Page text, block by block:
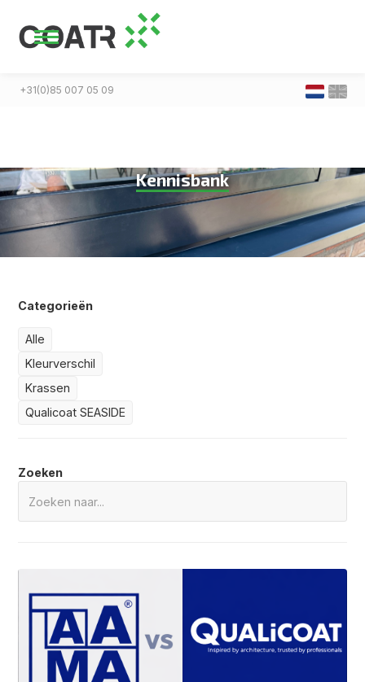
+31(0)85 007 05 09
Kennisbank
Categorieën
Alle
Kleurverschil
Krassen
Qualicoat SEASIDE
Zoeken